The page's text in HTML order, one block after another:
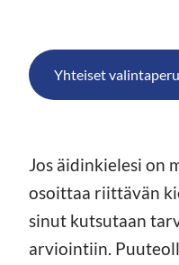
Yhteiset
Jos äidinkielesi on
osoittaa riittävän
sinut kutsutaan
arviointiin.